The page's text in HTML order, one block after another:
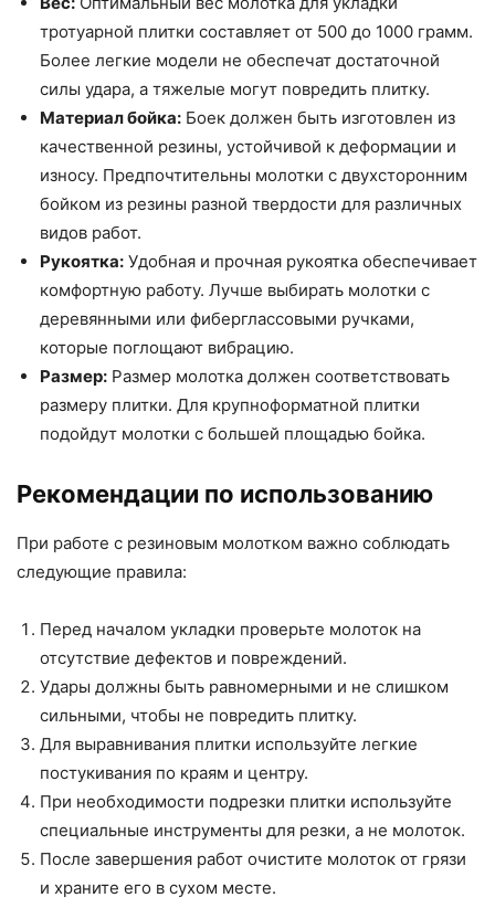
тротуарной плитки составляет от 500 до 1000 грамм.
Более легкие модели не обеспечат достаточной
силы удара, а тяжелые могут повредить плитку.
Материал бойка: Боек должен быть изготовлен из
качественной резины, устойчивой к деформации и
износу. Предпочтительны молотки с двухсторонним
бойком из резины разной твердости для различных
видов работ.
Рукоятка: Удобная и прочная рукоятка обеспечивает
комфортную работу. Лучше выбирать молотки с
деревянными или фиберглассовыми ручками,
которые поглощают вибрацию.
Размер: Размер молотка должен соответствовать
размеру плитки. Для крупноформатной плитки
подойдут молотки с большей площадью бойка.
Рекомендации по использованию
При работе с резиновым молотком важно соблюдать
следующие правила:
Перед началом укладки проверьте молоток на
отсутствие дефектов и повреждений.
Удары должны быть равномерными и не слишком
сильными, чтобы не повредить плитку.
Для выравнивания плитки используйте легкие
постукивания по краям и центру.
При необходимости подрезки плитки используйте
специальные инструменты для резки, а не молоток.
После завершения работ очистите молоток от грязи
и храните его в сухом месте.